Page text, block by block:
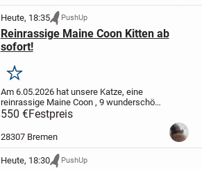
Heute, 18:35 PushUp
Reinrassige Maine Coon Kitten ab
sofort!
Merken
Am 6.05.2026 hat unsere Katze, eine
reinrassige Maine Coon , 9 wunderschöne
gesunde Kitten auf die Welt gebracht. Sie
sind bereits futterfest und stubenrein,
spielen den halben Tag und laufen
550 €Festpreis
28307 Bremen
Heute, 18:30 PushUp